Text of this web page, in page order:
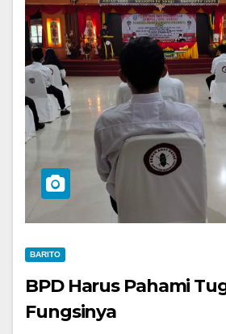
BARITO
BPD Harus Pahami
Fungsinya